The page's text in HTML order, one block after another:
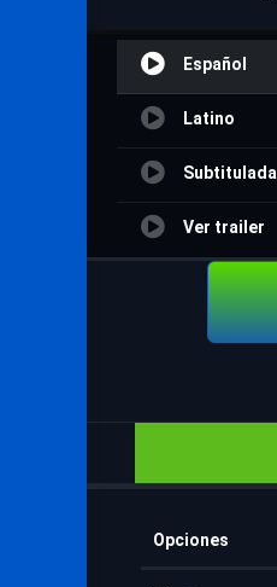
Español
Latino
Subtitulada
Ver trailer
Opciones